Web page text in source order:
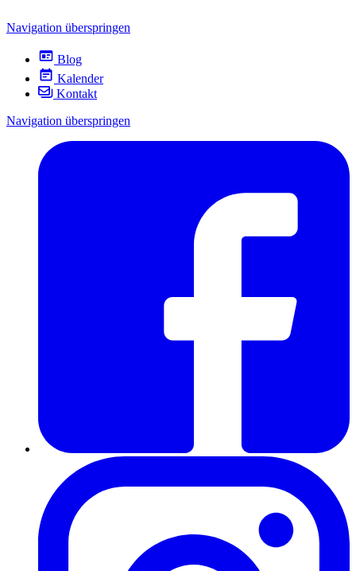
Navigation überspringen
Blog
Kalender
Kontakt
Navigation überspringen